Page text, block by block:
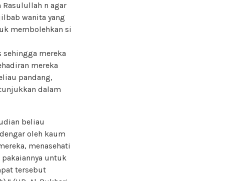
n agar
wanita yang
membolehkan si
sehingga mereka
mereka
pandang,
dalam
beliau
oleh kaum
menasehati
untuk
tersebut